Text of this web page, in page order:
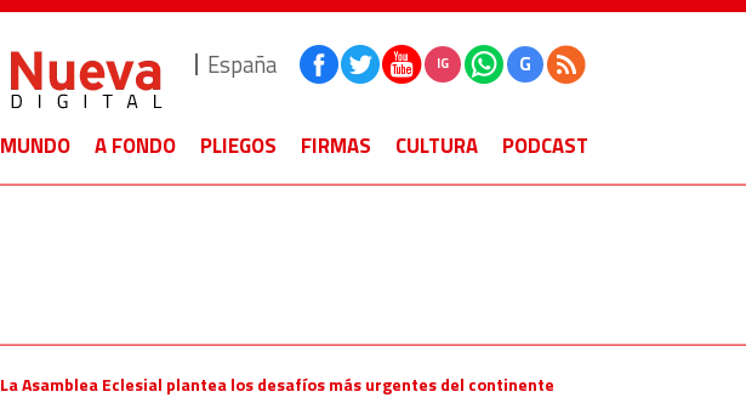
España IG G
MUNDO A FONDO PLIEGOS FIRMAS CULTURA PODCAST
La Asamblea Eclesial plantea los desafíos más urgentes del continente